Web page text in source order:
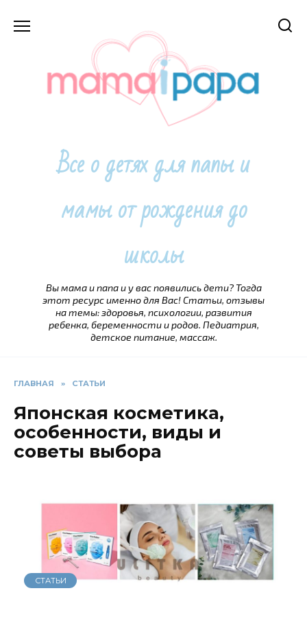
Все о детях для папы и
мамы от рождения до
школы
Вы мама и папа и у вас появились дети? Тогда
этот ресурс именно для Вас! Статьи, отзывы
на темы: здоровья, психологии, развития
ребенка, беременности и родов. Педиатрия,
детское питание, массаж.
ГЛАВНАЯ » СТАТЬИ
Японская косметика,
особенности, виды и
советы выбора
СТАТЬИ